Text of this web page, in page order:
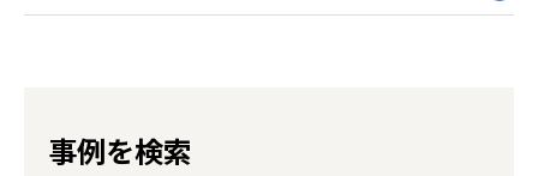
事例を検索